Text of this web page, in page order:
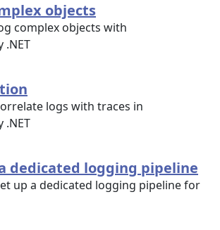
objects
complex objects with
.NET
logs with traces in
.NET
dedicated logging pipeline
up a dedicated logging pipeline for